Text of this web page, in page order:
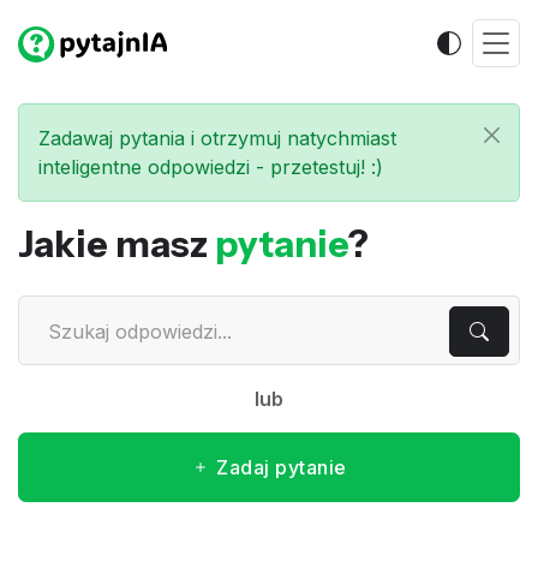
Zadawaj pytania i otrzymuj natychmiast
inteligentne odpowiedzi - przetestuj! :)
Jakie masz pytanie?
lub
Zadaj pytanie